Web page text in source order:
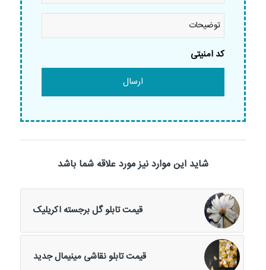
توضیحات
کد امنیتی
شاید این موارد نیز مورد علاقه شما باشد
قیمت تابلو گل برجسته اکریلیک
قیمت تابلو نقاشی مینیمال جدید